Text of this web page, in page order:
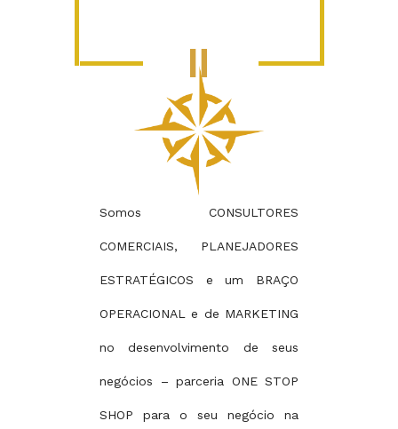
=
Somos CONSULTORES
COMERCIAIS, PLANEJADORES
ESTRATÉGICOS e um BRAÇO
OPERACIONAL e de MARKETING
no desenvolvimento de seus
negócios – parceria ONE STOP
SHOP para o seu negócio na